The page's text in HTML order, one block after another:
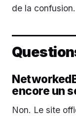
de la confusion.
encore un
Non. Le site